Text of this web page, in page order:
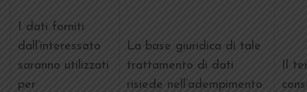
I dati forniti
dall’interessato
saranno utilizzati
per
La base giuridica di tale
trattamento di dati
risiede nell’adempimento
Il